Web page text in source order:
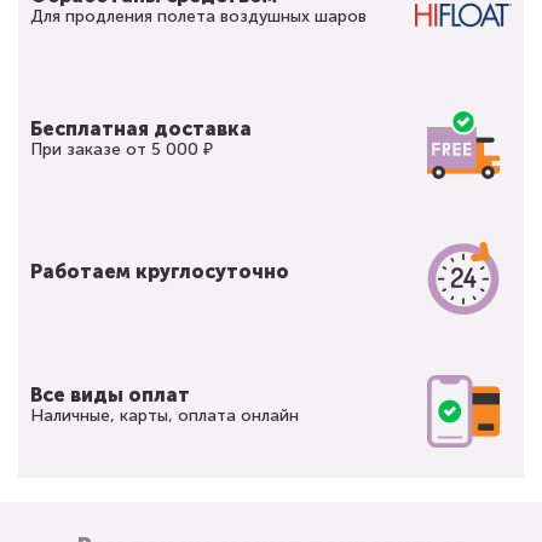
Для продления полета воздушных шаров
Бесплатная доставка
При заказе от 5 000 ₽
Работаем круглосуточно
Все виды оплат
Наличные, карты, оплата онлайн